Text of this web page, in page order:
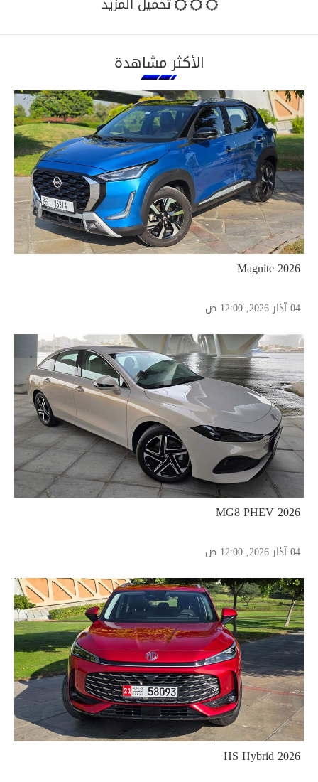
الأكثر مشاهدة
2026 Magnite
04 آذار 2026, 12:00 ص
2026 MG8 PHEV
04 آذار 2026, 12:00 ص
2026 HS Hybrid